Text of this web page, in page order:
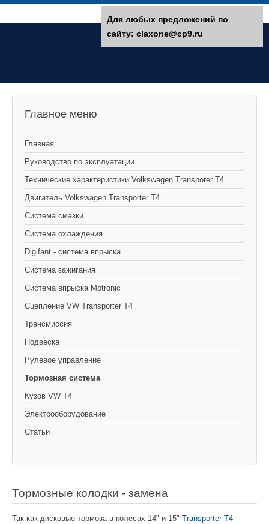
Главное меню
Главная
Руководство по эксплуатации
Технические характеристики Volkswagen Transporer T4
Двигатель Volkswagen Transporter T4
Система смазки
Система охлаждения
Digifant - система впрыска
Cистема зажигания
Система впрыска Motronic
Сцепление VW Transporter T4
Трансмиссия
Подвеска
Рулевое управление
Тормозная система
Кузов VW T4
Электрооборудование
Статьи
Тормозные колодки - замена
Так как дисковые тормоза в колесах 14" и 15" Transporter T4
Для любых предложений по
сайту: claxone@cp9.ru